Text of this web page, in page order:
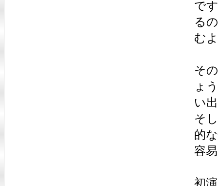
で
る
む
そ
ょ
い
そ
的
容
初